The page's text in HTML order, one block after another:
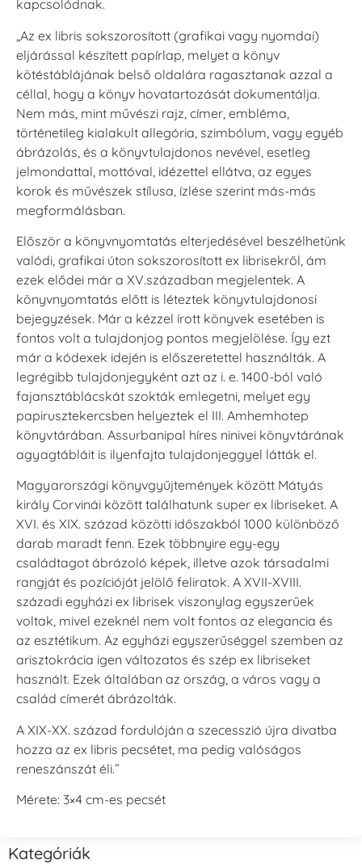
kapcsolódnak.
„Az ex libris sokszorosított (grafikai vagy nyomdai)
eljárással készített papírlap, melyet a könyv
kötéstáblájának belső oldalára ragasztanak azzal a
céllal, hogy a könyv hovatartozását dokumentálja.
Nem más, mint művészi rajz, címer, embléma,
történetileg kialakult allegória, szimbólum, vagy egyéb
ábrázolás, és a könyvtulajdonos nevével, esetleg
jelmondattal, mottóval, idézettel ellátva, az egyes
korok és művészek stílusa, ízlése szerint más-más
megformálásban.
Először a könyvnyomtatás elterjedésével beszélhetünk
valódi, grafikai úton sokszorosított ex librisekről, ám
ezek elődei már a XV.században megjelentek. A
könyvnyomtatás előtt is léteztek könyvtulajdonosi
bejegyzések. Már a kézzel írott könyvek esetében is
fontos volt a tulajdonjog pontos megjelölése. Így ezt
már a kódexek idején is előszeretettel használták. A
legrégibb tulajdonjegyként azt az i. e. 1400-ból való
fajansztáblácskát szokták emlegetni, melyet egy
papirusztekercsben helyeztek el III. Amhemhotep
könyvtárában. Assurbanipal híres ninivei könyvtárának
agyagtábláit is ilyenfajta tulajdonjeggyel látták el.
Magyarországi könyvgyűjtemények között Mátyás
király Corvinái között találhatunk super ex libriseket. A
XVI. és XIX. század közötti időszakból 1000 különböző
darab maradt fenn. Ezek többnyire egy-egy
családtagot ábrázoló képek, illetve azok társadalmi
rangját és pozícióját jelölő feliratok. A XVII-XVIII.
századi egyházi ex librisek viszonylag egyszerűek
voltak, mivel ezeknél nem volt fontos az elegancia és
az esztétikum. Az egyházi egyszerűséggel szemben az
arisztokrácia igen változatos és szép ex libriseket
használt. Ezek általában az ország, a város vagy a
család címerét ábrázolták.
A XIX-XX. század fordulóján a szecesszió újra divatba
hozza az ex libris pecsétet, ma pedig valóságos
reneszánszát éli.”
Mérete: 3×4 cm-es pecsét
Kategóriák